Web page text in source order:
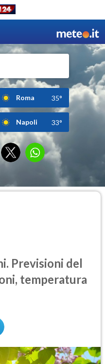
Roma 35°
Napoli 33°
Previsioni del
temperatura